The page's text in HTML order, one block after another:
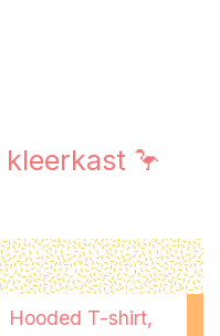
🦩
Hooded T-shirt,